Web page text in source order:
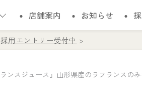
店舗案内 お知らせ
採用エントリー受付中